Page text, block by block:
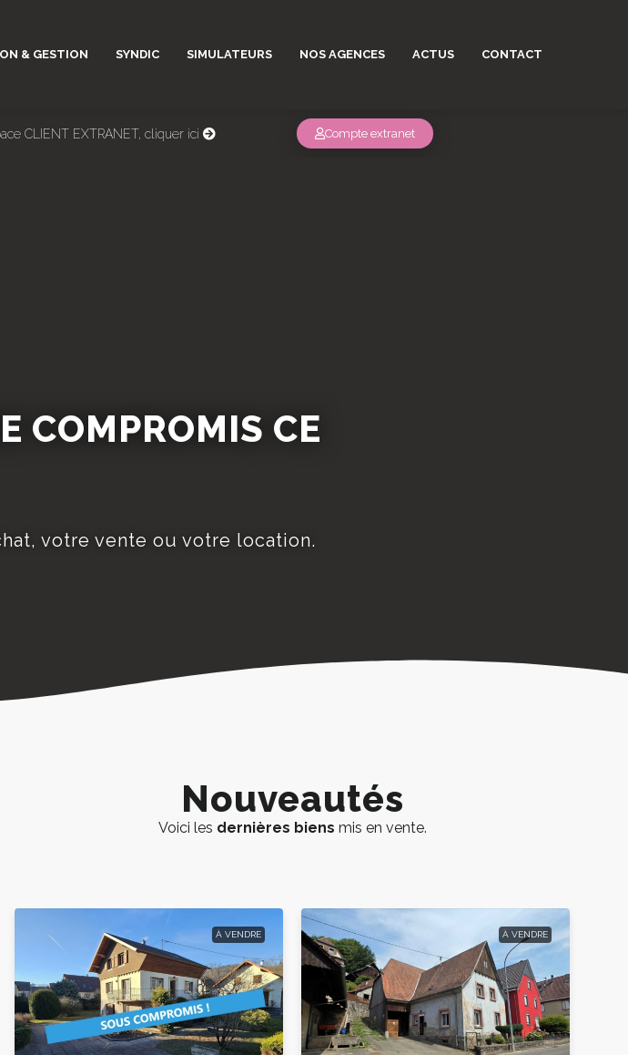
& GESTION SYNDIC SIMULATEURS NOS AGENCES ACTUS CONTACT
CLIENT EXTRANET, cliquer ici Compte extranet
COMPROMIS CE
votre vente ou votre location.
Nouveautés
Voici les dernières biens mis en vente.
À VENDRE À VENDRE